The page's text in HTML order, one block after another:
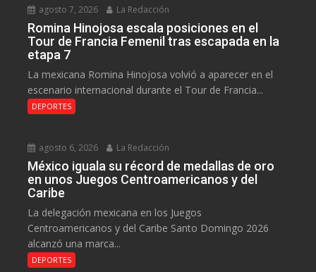
agosto 7, 2026 La Redacción
Romina Hinojosa escala posiciones en el
Tour de Francia Femenil tras escapada en la
etapa 7
La mexicana Romina Hinojosa volvió a aparecer en el
escenario internacional durante el Tour de Francia...
DEPORTES
agosto 6, 2026 La Redacción
México iguala su récord de medallas de oro
en unos Juegos Centroamericanos y del
Caribe
La delegación mexicana en los Juegos
Centroamericanos y del Caribe Santo Domingo 2026
alcanzó una marca...
DEPORTES